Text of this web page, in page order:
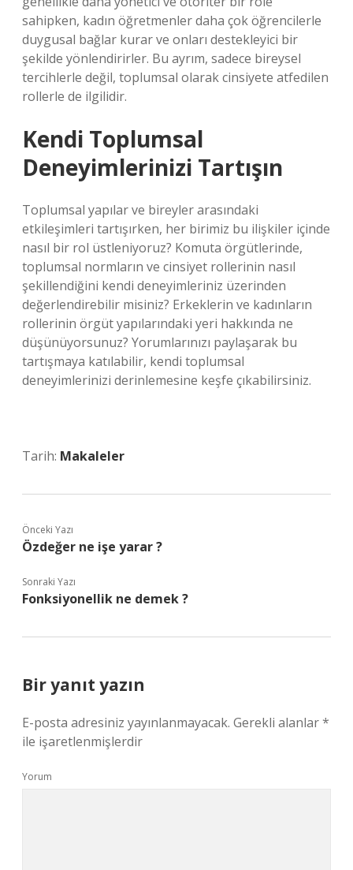
sahipken, kadın öğretmenler daha çok öğrencilerle
duygusal bağlar kurar ve onları destekleyici bir
şekilde yönlendirirler. Bu ayrım, sadece bireysel
tercihlerle değil, toplumsal olarak cinsiyete atfedilen
rollerle de ilgilidir.
Kendi Toplumsal
Deneyimlerinizi Tartışın
Toplumsal yapılar ve bireyler arasındaki
etkileşimleri tartışırken, her birimiz bu ilişkiler içinde
nasıl bir rol üstleniyoruz? Komuta örgütlerinde,
toplumsal normların ve cinsiyet rollerinin nasıl
şekillendiğini kendi deneyimleriniz üzerinden
değerlendirebilir misiniz? Erkeklerin ve kadınların
rollerinin örgüt yapılarındaki yeri hakkında ne
düşünüyorsunuz? Yorumlarınızı paylaşarak bu
tartışmaya katılabilir, kendi toplumsal
deneyimlerinizi derinlemesine keşfe çıkabilirsiniz.
Tarih: Makaleler
Önceki Yazı
Özdeğer ne işe yarar ?
Sonraki Yazı
Fonksiyonellik ne demek ?
Bir yanıt yazın
E-posta adresiniz yayınlanmayacak. Gerekli alanlar*
ile işaretlenmişlerdir
Yorum